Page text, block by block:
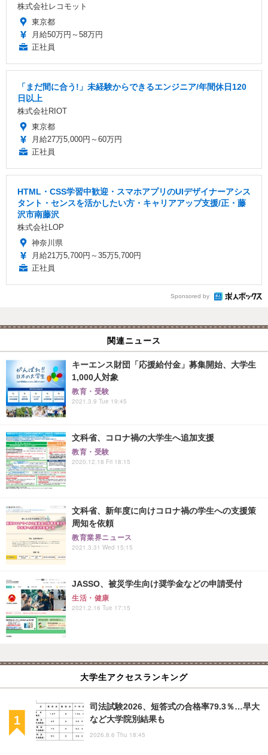
株式会社レコモット
東京都
月給50万円～58万円
正社員
「まだ間に合う!」未経験からできるエンジニア/年間休日120
日以上
株式会社RIOT
東京都
月給27万5,000円～60万円
正社員
HTML・CSS学習中歓迎・スマホアプリのUIデザイナーアシス
タント・センスを活かしたい方・キャリアアップ支援/正・藤
沢市南藤沢
株式会社LOP
神奈川県
月給21万5,700円～35万5,700円
正社員
Sponsored by
関連ニュース
キーエンス財団「応援給付金」募集開始、大学生
1,000人対象
教育・受験
2021.3.9 Tue 19:45
文科省、コロナ禍の大学生へ追加支援
教育・受験
2020.12.18 Fri 18:15
文科省、新年度に向けコロナ禍の学生への支援策
周知を依頼
教育業界ニュース
2021.3.31 Wed 15:15
JASSO、被災学生向け奨学金などの申請受付
生活・健康
2021.2.16 Tue 17:15
大学生アクセスランキング
司法試験2026、短答式の合格率79.3％…早大
など大学院別結果も
2026.8.6 Thu 18:45